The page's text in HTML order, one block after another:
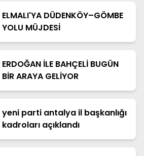
ELMALI'YA DÜDENKÖY–GÖMBE
YOLU MÜJDESİ
ERDOĞAN İLE BAHÇELİ BUGÜN
BİR ARAYA GELİYOR
yeni parti antalya il başkanlığı
kadroları açıklandı